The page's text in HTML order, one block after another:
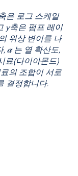
은 로그 스케일
y축은 펌프 레이
위상 변이를 나
, 𝜶는 열 확산도,
료(다이아몬드)
의 조합이 서로
결정합니다.